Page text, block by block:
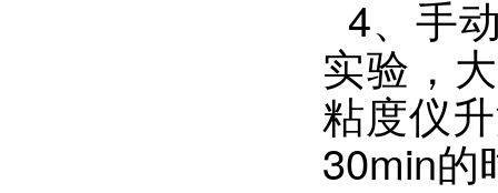
4、手
实验，
粘度仪
30min的